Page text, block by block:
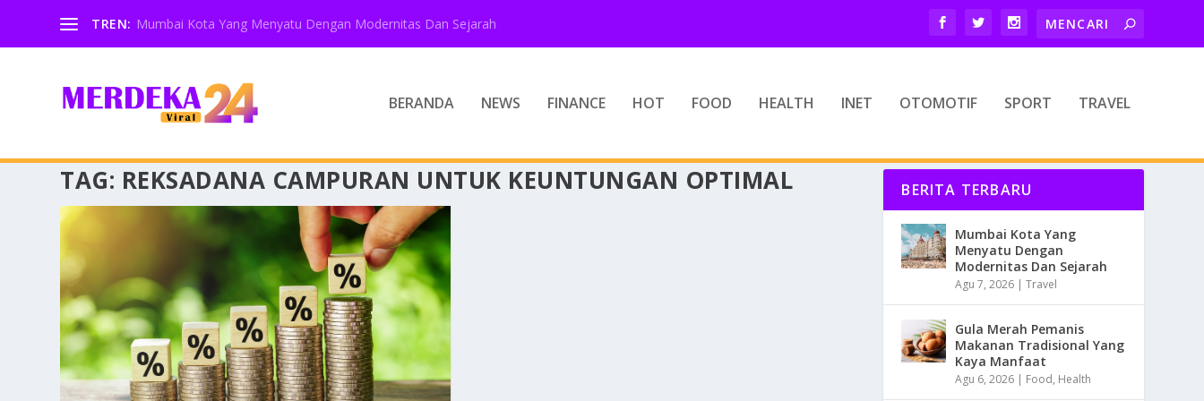
TREN: Mumbai Kota Yang Menyatu Dengan Modernitas Dan Sejarah
BERANDA NEWS FINANCE HOT FOOD HEALTH INET OTOMOTIF SPORT TRAVEL
TAG: REKSADANA CAMPURAN UNTUK KEUNTUNGAN OPTIMAL BERITA TERBARU
Mumbai Kota Yang
Menyatu Dengan
Modernitas Dan Sejarah
Agu 7, 2026 |Travel
Gula Merah Pemanis
Makanan Tradisional Yang
Kaya Manfaat
Agu 6, 2026 | Food, Health